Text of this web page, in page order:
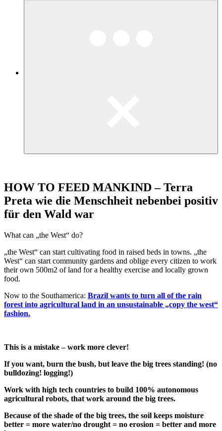
HOW TO FEED MANKIND – Terra
Preta wie die Menschheit nebenbei positiv
für den Wald war
What can „the West“ do?
„the West“ can start cultivating food in raised beds in towns. „the
West“ can start community gardens and oblige every citizen to work
their own 500m2 of land for a healthy exercise and locally grown
food.
Now to the Southamerica: Brazil wants to turn all of the rain
forest into agricultural land in an unsustainable „copy the west“
fashion.
This is a mistake – work more clever!
If you want, burn the bush, but leave the big trees standing! (no
bulldozing! logging!)
Work with high tech countries to build 100% autonomous
agricultural robots, that work around the big trees.
Because of the shade of the big trees, the soil keeps moisture
better = more water/no drought = no erosion = better and more